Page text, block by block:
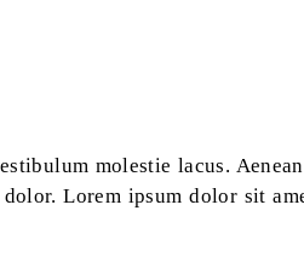
molestie lacus.
Lorem ipsum dolor sit